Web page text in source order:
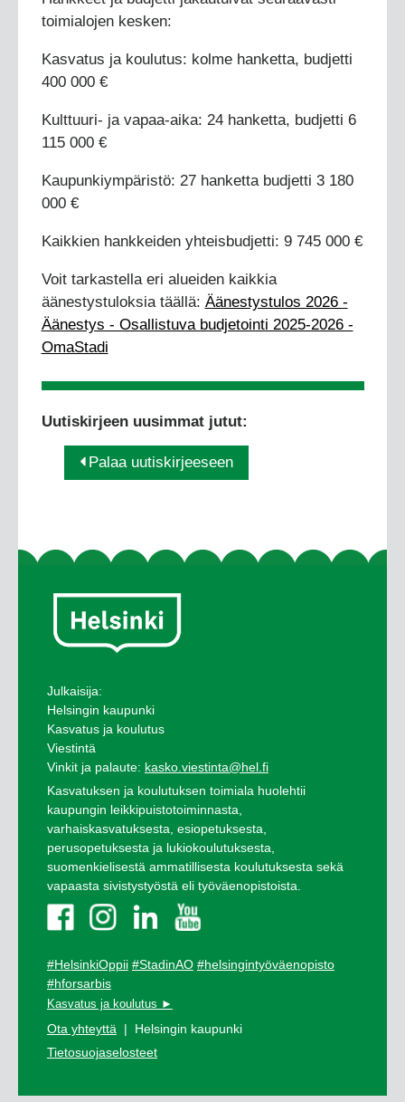
toimialojen kesken:
Kasvatus ja koulutus: kolme hanketta, budjetti
400 000 €
Kulttuuri- ja vapaa-aika: 24 hanketta, budjetti 6
115 000 €
Kaupunkiympäristö: 27 hanketta budjetti 3 180
000 €
Kaikkien hankkeiden yhteisbudjetti: 9 745 000 €
Voit tarkastella eri alueiden kaikkia
äänestystuloksia täällä: Äänestystulos 2026 -
Äänestys - Osallistuva budjetointi 2025-2026 -
OmaStadi
Uutiskirjeen uusimmat jutut:
Palaa uutiskirjeeseen
Julkaisija:
Helsingin kaupunki
Kasvatus ja koulutus
Viestintä
Vinkit ja palaute: kasko.viestinta@hel.fi
Kasvatuksen ja koulutuksen toimiala huolehtii
kaupungin leikkipuistotoiminnasta,
varhaiskasvatuksesta, esiopetuksesta,
perusopetuksesta ja lukiokoulutuksesta,
suomenkielisestä ammatillisesta koulutuksesta sekä
vapaasta sivistystyöstä eli työväenopistoista.
#HelsinkiOppii #StadinAO #helsingintyöväenopisto
#hforsarbis
Kasvatus ja koulutus ►
Ota yhteyttä | Helsingin kaupunki
Tietosuojaselosteet